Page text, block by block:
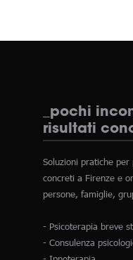
_pochi
risultati
Soluzioni pratiche per
concreti a Firenze e
persone, famiglie,
- Psicoterapia breve
- Consulenza